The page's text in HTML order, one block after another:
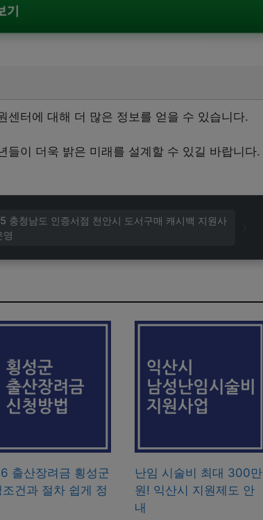
기
센터에 대해 더 많은 정보를 얻을 수 있습니다.
들이 더욱 밝은 미래를 설계할 수 있길 바랍니다.
충청남도 인증서점 천안시 도서구매 캐시백 지원사
영
출산장려금 횡성군
조건과 절차 쉽게 정
난임 시술비 최대 300만
원! 익산시 지원제도 안
내